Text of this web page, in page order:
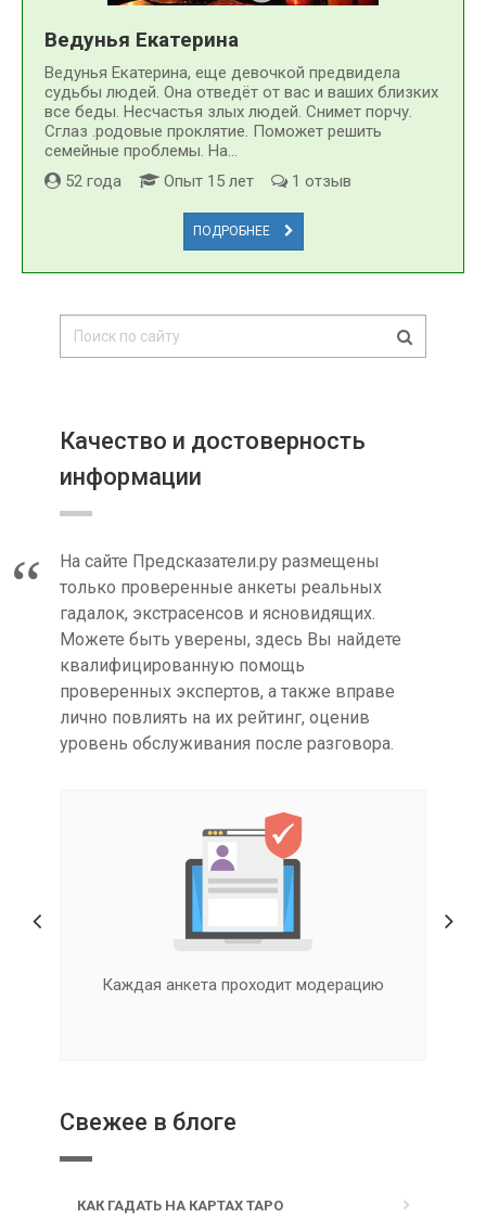
Ведунья Екатерина
Ведунья Екатерина, еще девочкой предвидела
судьбы людей. Она отведёт от вас и ваших близких
все беды. Несчастья злых людей. Снимет порчу.
Сглаз .родовые проклятие. Поможет решить
семейные проблемы. На...
52 года
Опыт 15 лет 1 отзыв
ПОДРОБНЕЕ
Качество и достоверность
информации
На сайте Предсказатели.ру размещены
только проверенные анкеты реальных
гадалок, экстрасенсов и ясновидящих.
Можете быть уверены, здесь Вы найдете
квалифицированную помощь
проверенных экспертов, а также вправе
лично повлиять на их рейтинг, оценив
уровень обслуживания после разговора.
Каждая анкета проходит модерацию
Свежее в блоге
КАК ГАДАТЬ НА КАРТАХ ТАРО